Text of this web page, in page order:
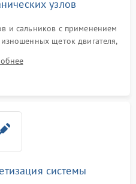
узлов
и сальников с применением
щеток двигателя,
манжеты.
системы